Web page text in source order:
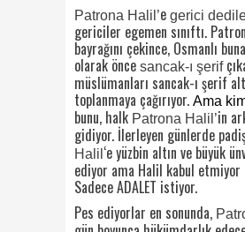
Patrona Halil’e gerici
gericiler egemen sınıftı.
bayrağını çekince, Osmanlı
olarak önce sancak-ı şerif
müslümanları sancak-ı şerif
toplanmaya çağırıyor. Ama
bunu, halk Patrona Halil’in
gidiyor. İlerleyen günlerde
Halil ‘e yüzbin altın ve büyük
ediyor ama Halil kabul
Sadece ADALET istiyor.
Pes ediyorlar en sonunda,